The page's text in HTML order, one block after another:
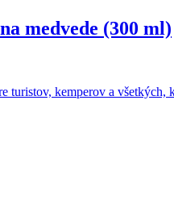
medvede (300 ml)
turistov, kemperov a